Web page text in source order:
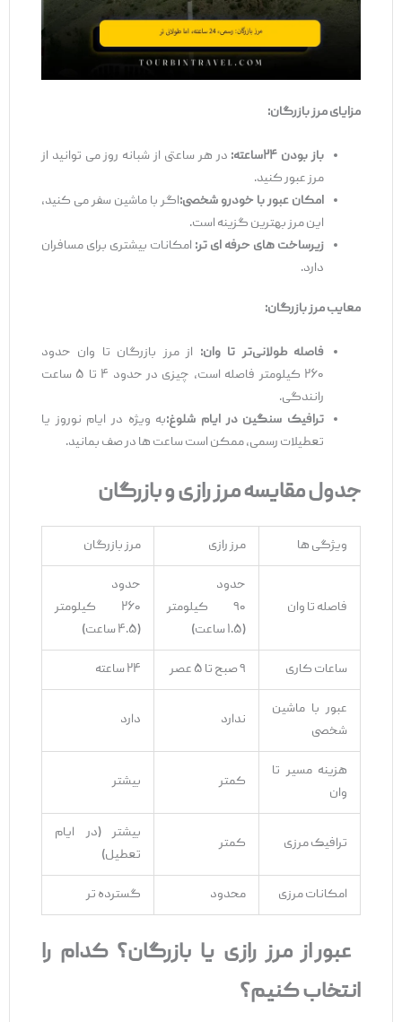
مزایای مرز بازرگان:
باز بودن۲۴ساعته:در هر ساعتی از شبانه ‌روز می ‌توانید از
مرز عبور کنید.
امکان عبور با خودرو شخصی:اگر با ماشین سفر می ‌کنید،
این مرز بهترین گزینه است.
زیرساخت‌های حرفه‌ای‌تر:امکانات بیشتری برای مسافران
دارد.
معایب مرز بازرگان:
فاصله طولانی‌تر تا وان:از مرز بازرگان تا وان حدود
۲۶۰ کیلومتر فاصله است، چیزی در حدود ۴ تا ۵ ساعت
رانندگی.
ترافیک سنگین در ایام شلوغ:به ‌ویژه در ایام نوروز یا
تعطیلات رسمی، ممکن است ساعت ‌ها در صف بمانید.
جدول مقایسه مرز رازی و بازرگان
ویژگی ‌ها مرز رازی مرز بازرگان
فاصله تا وان
حدود
۹۰ کیلومتر
حدود
۲۶۰ کیلومتر
ساعات کاری ۲۴ ساعته
عبور با ماشین
شخصی
ندارد دارد
هزینه مسیر تا
وان
کمتر بیشتر
ترافیک مرزی کمتر
بیشتر (در ایام
تعطیل)
امکانات مرزی محدود گسترده‌ تر
عبور از مرز رازی یا بازرگان؟ کدام را
انتخاب کنیم؟